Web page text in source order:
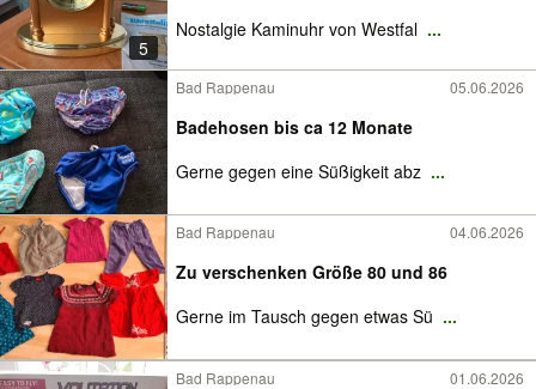
5
Nostalgie Kaminuhr von Westfal ...
Bad Rappenau 05.06.2026
Badehosen bis ca 12 Monate
Gerne gegen eine Süßigkeit abz ...
Bad Rappenau 04.06.2026
Zu verschenken Größe 80 und 86
Gerne im Tausch gegen etwas Sü ...
Bad Rappenau 01.06.2026